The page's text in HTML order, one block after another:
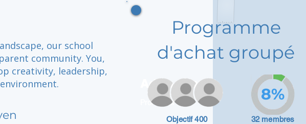
our school
community. You,
creativity, leadership,
Adam Caar
Promoteur
Programme
d'achat groupé
Objectif 400
32 membres
8%